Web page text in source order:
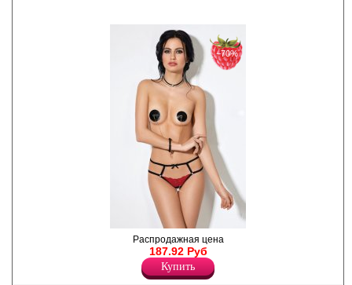
Кружевные трусики с
доступом, декоративный
пояс из бретелей, открытый
доступ.
Полиамид 86%
−70%
Распродажная цена
187.92 Руб
Купить